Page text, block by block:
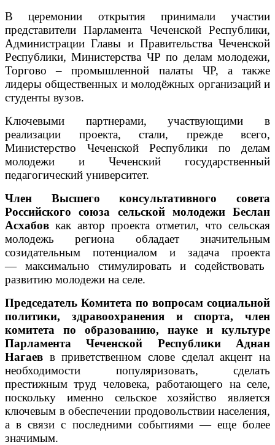
В церемонии открытия принимали участии
представители Парламента Чеченской Республики,
Администрации Главы и Правительства Чеченской
Республики, Министерства ЧР по делам молодежи,
Торгово – промышленной палаты ЧР, а также
лидеры общественных и молодёжных организаций и
студенты вузов.
Ключевыми партнерами, участвующими в
реализации проекта, стали, прежде всего,
Министерство Чеченской Республики по делам
молодежи и Чеченский государственный
педагогический университет.
Член Высшего консультативного совета
Российского союза сельской молодежи Беслан
Асхабов как автор проекта отметил, что сельская
молодежь региона обладает значительным
созидательным потенциалом и задача проекта
—максимально стимулировать и содействовать
развитию молодежи на селе.
Председатель Комитета по вопросам социальной
политики, здравоохранения и спорта, член
комитета по образованию, науке и культуре
Парламента Чеченской Республики Аднан
Нагаев в приветственном слове сделал акцент на
необходимости популяризовать, сделать
престижным труд человека, работающего на селе,
поскольку именно сельское хозяйство является
ключевым в обеспечении продовольствии населения,
а в связи с последними событиями — еще более
значимым.